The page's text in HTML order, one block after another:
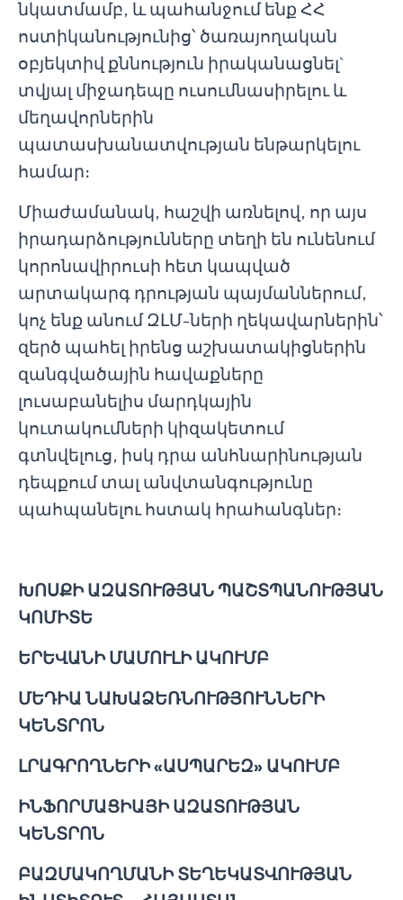
նկատմամբ, և պահանջում ենք ՀՀ
ոստիկանությունից՝ ծառայողական
օբյեկտիվ քննություն իրականացնել`
տվյալ միջադեպը ուսումնասիրելու և
մեղավորներին
պատասխանատվության ենթարկելու
համար։
Միաժամանակ, հաշվի առնելով, որ այս
իրադարձությունները տեղի են ունենում
կորոնավիրուսի հետ կապված
արտակարգ դրության պայմաններում,
կոչ ենք անում ԶԼՄ-ների ղեկավարներին՝
զերծ պահել իրենց աշխատակիցներին
զանգվածային հավաքները
լուսաբանելիս մարդկային
կուտակումների կիզակետում
գտնվելուց, իսկ դրա անհնարինության
դեպքում տալ անվտանգությունը
պահպանելու հստակ հրահանգներ։
ԽՈՍՔԻ ԱԶԱՏՈՒԹՅԱՆ ՊԱՇՏՊԱՆՈՒԹՅԱՆ
ԿՈՄԻՏԵ
ԵՐԵՎԱՆԻ ՄԱՄՈՒԼԻ ԱԿՈՒՄԲ
ՄԵԴԻԱ ՆԱԽԱՁԵՌՆՈՒԹՅՈՒՆՆԵՐԻ
ԿԵՆՏՐՈՆ
ԼՐԱԳՐՈՂՆԵՐԻ «ԱՍՊԱՐԵԶ» ԱԿՈՒՄԲ
ԻՆՖՈՐՄԱՑԻԱՅԻ ԱԶԱՏՈՒԹՅԱՆ
ԿԵՆՏՐՈՆ
ԲԱԶՄԱԿՈՂՄԱՆԻ ՏԵՂԵԿԱՏՎՈՒԹՅԱՆ